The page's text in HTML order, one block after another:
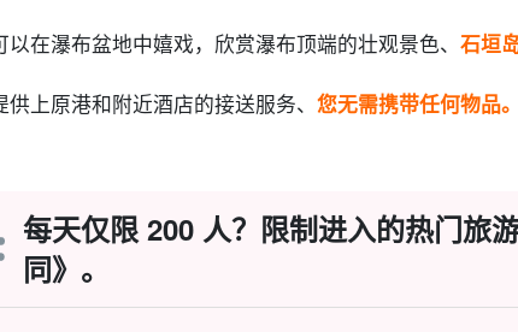
以在瀑布盆地中嬉戏，欣赏瀑布顶端的壮观景色、 石垣
供上原港和附近酒店的接送服务、 您无需携带任何物品。
每天仅限 200 人？限制进入的热门旅
同》。